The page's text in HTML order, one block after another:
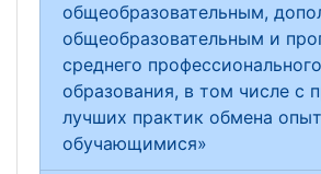
общеобразовательным,
общеобразовательным и
среднего профессионального
образования, в том числе с
лучших практик обмена
обучающимися»